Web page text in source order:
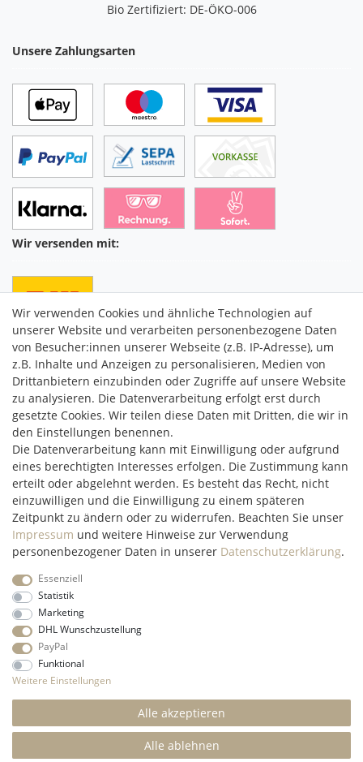
Bio Zertifiziert: DE-ÖKO-006
Unsere Zahlungsarten
Wir versenden mit:
C2M COMMERCE GmbH
Hüttenheim 119
97348 Willanzheim
Mo-Fr: 09:00 - 14:00 Uhr
service@c2m-commerce.com
Persönlich:093 26 - 97 97 90
Impressum
Vertrag widerrufen
* Alle Preise inkl. gesetzl. Mehrwertsteuer und ohne
Versandkosten innerhalb Deutschlands, wenn nicht anders
beschrieben
© 2022 C2M COMMERCE Onlineshop - All Rights
Reserved.
Wir verwenden Cookies und ähnliche Technologien auf
unserer Website und verarbeiten personenbezogene Daten
von Besucher:innen unserer Webseite (z.B. IP-Adresse), um
z.B. Inhalte und Anzeigen zu personalisieren, Medien von
Drittanbietern einzubinden oder Zugriffe auf unsere Website
zu analysieren. Die Datenverarbeitung erfolgt erst durch
gesetzte Cookies. Wir teilen diese Daten mit Dritten, die wir in
den Einstellungen benennen.
Die Datenverarbeitung kann mit Einwilligung oder aufgrund
eines berechtigten Interesses erfolgen. Die Zustimmung kann
erteilt oder abgelehnt werden. Es besteht das Recht, nicht
einzuwilligen und die Einwilligung zu einem späteren
Zeitpunkt zu ändern oder zu widerrufen. Beachten Sie unser
Impressum und weitere Hinweise zur Verwendung
personenbezogener Daten in unserer Daten­schutz­erklärung.
Essenziell
Statistik
Marketing
DHL Wunschzustellung
PayPal
Funktional
Weitere Einstellungen
Alle akzeptieren
Alle ablehnen